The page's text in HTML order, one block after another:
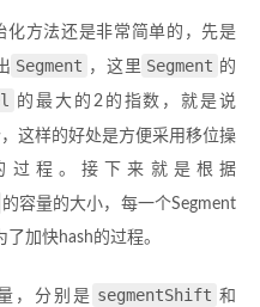
化方法还是非常简单的，先是
Segment ，这里 Segment 的
的最大的2的指数，就是说
这样的好处是方便采用移位操
过程。接下来就是根据
的容量的大小，每一个Segment
加快hash的过程。
，分别是 segmentShift 和